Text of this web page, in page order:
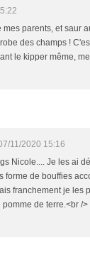
mes parents, et saur
des champs !
le kipper même,
11/2020 15:16
Nicole.... Je les ai
forme de bouffies
franchement je les
de terre.<br />